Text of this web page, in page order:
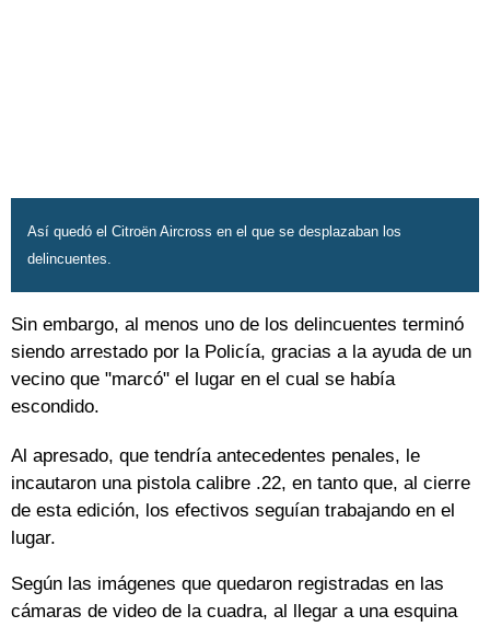
Así quedó el Citroën Aircross en el que se desplazaban los
delincuentes.
Sin embargo, al menos uno de los delincuentes terminó
siendo arrestado por la Policía, gracias a la ayuda de un
vecino que "marcó" el lugar en el cual se había
escondido.
Al apresado, que tendría antecedentes penales, le
incautaron una pistola calibre .22, en tanto que, al cierre
de esta edición, los efectivos seguían trabajando en el
lugar.
Según las imágenes que quedaron registradas en las
cámaras de video de la cuadra, al llegar a una esquina